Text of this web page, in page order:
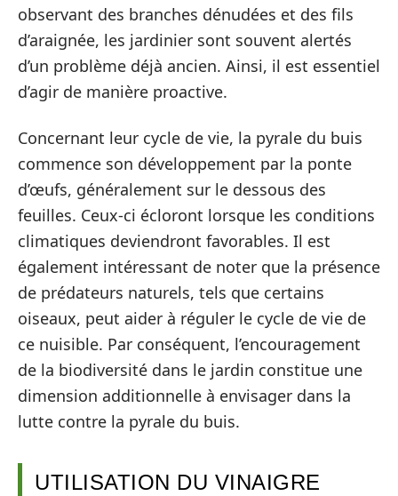
observant des branches dénudées et des fils
d’araignée, les jardinier sont souvent alertés
d’un problème déjà ancien. Ainsi, il est essentiel
d’agir de manière proactive.
Concernant leur cycle de vie, la pyrale du buis
commence son développement par la ponte
d’œufs, généralement sur le dessous des
feuilles. Ceux-ci écloront lorsque les conditions
climatiques deviendront favorables. Il est
également intéressant de noter que la présence
de prédateurs naturels, tels que certains
oiseaux, peut aider à réguler le cycle de vie de
ce nuisible. Par conséquent, l’encouragement
de la biodiversité dans le jardin constitue une
dimension additionnelle à envisager dans la
lutte contre la pyrale du buis.
UTILISATION DU VINAIGRE